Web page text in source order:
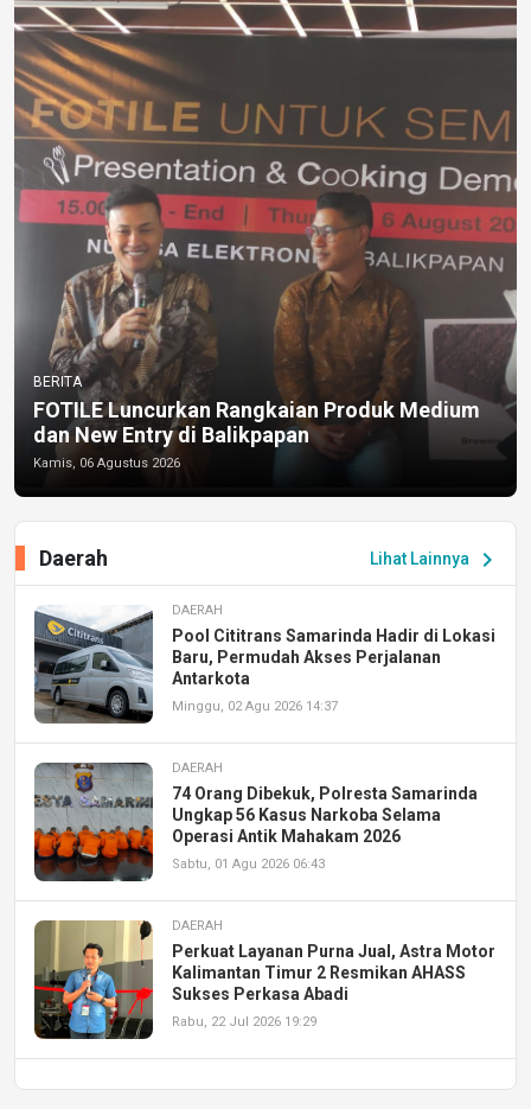
BERITA
FOTILE Luncurkan Rangkaian Produk Medium
dan New Entry di Balikpapan
Kamis, 06 Agustus 2026
Lihat Lainnya chevron_right
Daerah
DAERAH
Pool Cititrans Samarinda Hadir di Lokasi
Baru, Permudah Akses Perjalanan
Antarkota
Minggu, 02 Agu 2026 14:37
DAERAH
74 Orang Dibekuk, Polresta Samarinda
Ungkap 56 Kasus Narkoba Selama
Operasi Antik Mahakam 2026
Sabtu, 01 Agu 2026 06:43
DAERAH
Perkuat Layanan Purna Jual, Astra Motor
Kalimantan Timur 2 Resmikan AHASS
Sukses Perkasa Abadi
Rabu, 22 Jul 2026 19:29